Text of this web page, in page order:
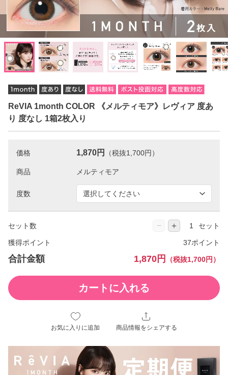
ReVIA 1month COLOR 《メルティモア》レヴィア 度あ
り 度なし 1箱2枚入り
価格 1,870円 （税抜1,700円）
商品
度数
セット数 − ＋ セット
獲得ポイント 37ポイント
合計金額 1,870円 （税抜1,700円）
カートに入れる
お気に入りに追加 商品情報をシェアする